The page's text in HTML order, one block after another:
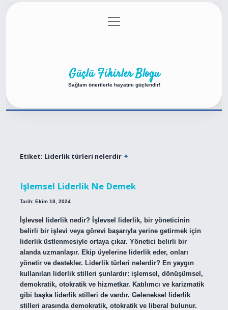
Gizlilik Politikası
menüyü
aç
Güçlü Fikirler Blogu
Sağlam önerilerle hayatını güçlendir!
Etiket: Liderlik türleri nelerdir
Işlemsel Liderlik Ne Demek
Tarih: Ekim 18, 2024
İşlevsel liderlik nedir? İşlevsel liderlik, bir yöneticinin
belirli bir işlevi veya görevi başarıyla yerine getirmek için
liderlik üstlenmesiyle ortaya çıkar. Yönetici belirli bir
alanda uzmanlaşır. Ekip üyelerine liderlik eder, onları
yönetir ve destekler. Liderlik türleri nelerdir? En yaygın
kullanılan liderlik stilleri şunlardır: işlemsel, dönüşümsel,
demokratik, otokratik ve hizmetkar. Katılımcı ve karizmatik
gibi başka liderlik stilleri de vardır. Geleneksel liderlik
stilleri arasında demokratik, otokratik ve liberal bulunur.